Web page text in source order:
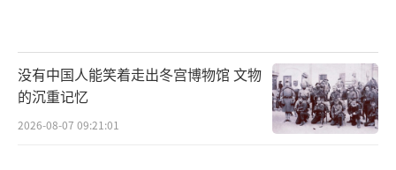
没有中国人能笑着走出冬宫博物馆 文物
的沉重记忆
2026-08-07 09:21:01